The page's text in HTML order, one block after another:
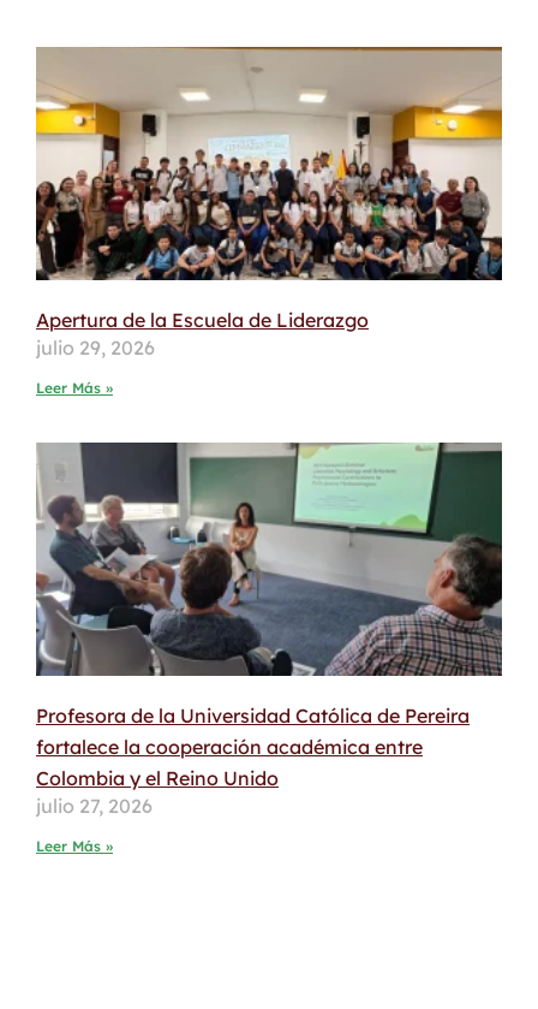
Apertura de la Escuela de Liderazgo
julio 29, 2026
Leer Más »
Profesora de la Universidad Católica de Pereira
fortalece la cooperación académica entre
Colombia y el Reino Unido
julio 27, 2026
Leer Más »